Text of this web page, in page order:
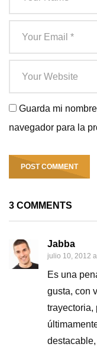
Guarda mi
navegador para la
3 COMMENTS
Jabba
julio 10, 2012
Es una
gusta, con
trayectoria,